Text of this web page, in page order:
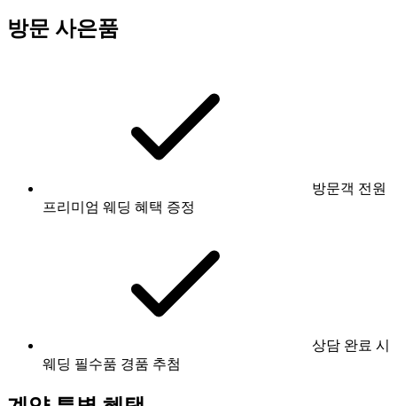
방문 사은품
방문객 전원
프리미엄 웨딩 혜택 증정
상담 완료 시
웨딩 필수품 경품 추첨